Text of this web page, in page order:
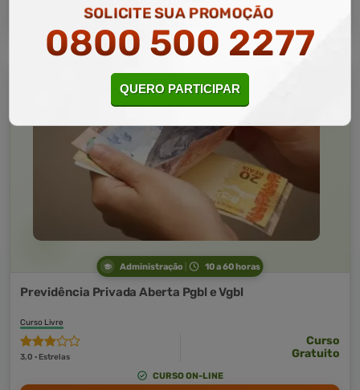
MATRICULAR AGORA
Administração 10 a 60 horas
Previdência Privada Aberta Pgbl e Vgbl
Curso Livre
3,0 · Estrelas
Curso
Gratuito
CURSO ON-LINE
SOLICITE SUA PROMOÇÃO
0800 500 2277
QUERO PARTICIPAR